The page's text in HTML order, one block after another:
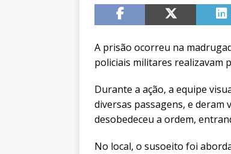
A prisão ocorreu na
policiais militares realizavam
Durante a ação, a equipe
diversas passagens, e deram
desobedeceu a ordem,
No local, o susoeito foi